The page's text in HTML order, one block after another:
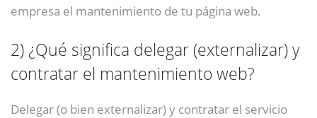
empresa el mantenimiento de tu página web.
2)¿Qué significa delegar (externalizar) y
contratar el mantenimiento web?
Delegar (o bien externalizar) y contratar el servicio